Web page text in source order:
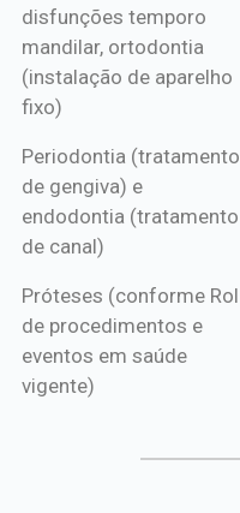
disfunções temporo
mandilar, ortodontia
(instalação de aparelho
fixo)
Periodontia (tratamento
de gengiva) e
endodontia (tratamento
de canal)
Próteses (conforme Rol
de procedimentos e
eventos em saúde
vigente)